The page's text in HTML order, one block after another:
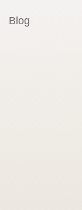
Blog